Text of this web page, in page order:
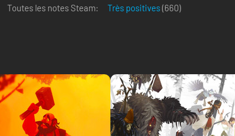
Toutes les notes Steam:
Très positives(660)